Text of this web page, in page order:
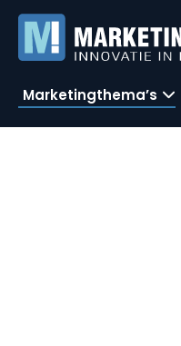
Marketingthema’s